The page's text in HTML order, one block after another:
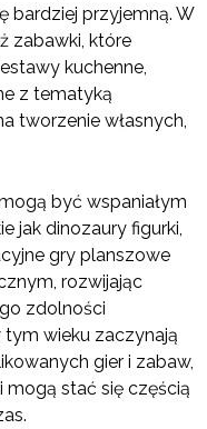
bardziej przyjemną. W
zabawki, które
kuchenne,
z tematyką
tworzenie własnych,
być wspaniałym
jak dinozaury figurki,
gry planszowe
rozwijając
zdolności
wieku zaczynają
gier i zabaw,
mogą stać się częścią